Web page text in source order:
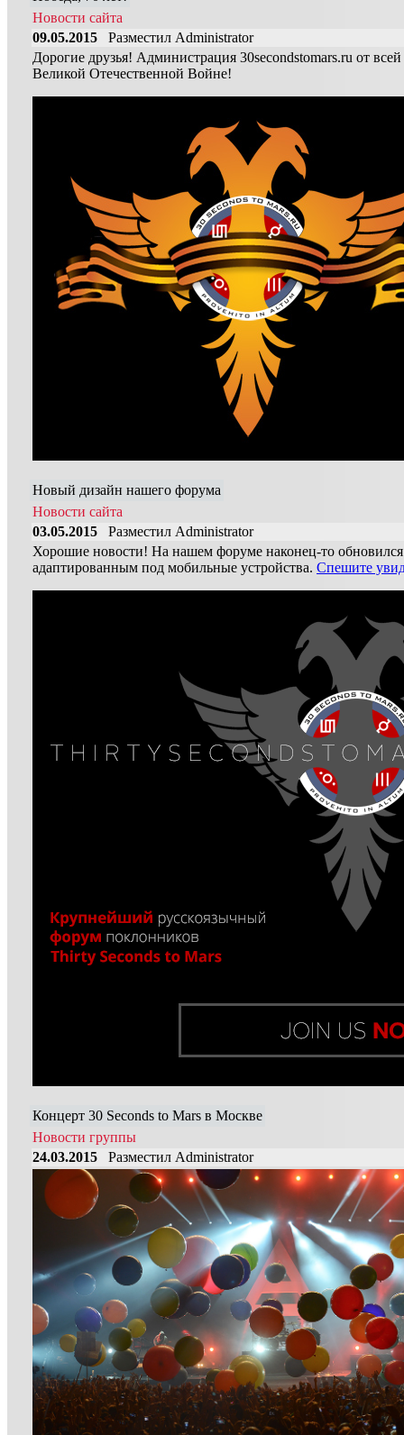
Новости сайта
09.05.2015 Разместил Administrator
Дорогие друзья! Администрация 30secondstomars.ru от
Великой Отечественной Войне!
Новый дизайн нашего форума
Новости сайта
03.05.2015 Разместил Administrator
Хорошие новости! На нашем форуме наконец-то
адаптированным под мобильные устройства. Спешите
Концерт 30 Seconds to Mars в Москве
Новости группы
24.03.2015 Разместил Administrator